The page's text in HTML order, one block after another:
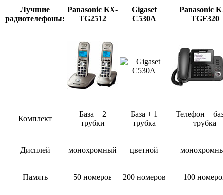
Лучшие
радиотелефоны:
Panasonic KX-
TG2512
Gigaset
C530A
Panasonic
TGF320
Комплект
База + 2
трубки
База + 1
трубка
Телефон +
трубка
Дисплей монохромный цветной
Память 50 номеров 200 номеров 100